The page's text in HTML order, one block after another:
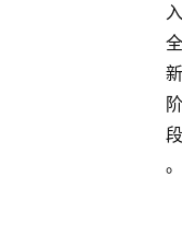
入
全
新
阶
段
。